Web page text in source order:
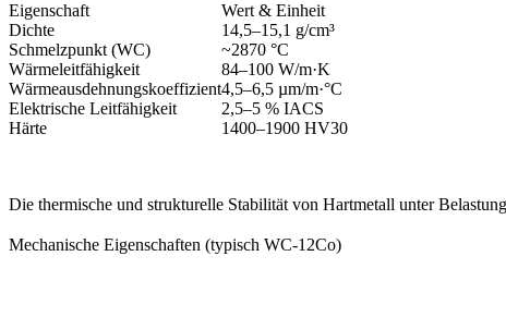
Eigenschaft
Wert & Einheit
Dichte
14,5–15,1 g/cm³
Schmelzpunkt (WC)
~2870 °C
Wärmeleitfähigkeit
84–100 W/m·K
Wärmeausdehnungskoeffizient4,5–6,5 µm/m·°C
Elektrische Leitfähigkeit
2,5–5 % IACS
Härte
1400–1900 HV30
Die thermische und strukturelle Stabilität von Hartmetall unter
Mechanische Eigenschaften (typisch WC-12Co)